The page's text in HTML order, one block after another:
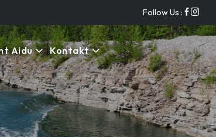
Follow Us :
Aidu Kontakt